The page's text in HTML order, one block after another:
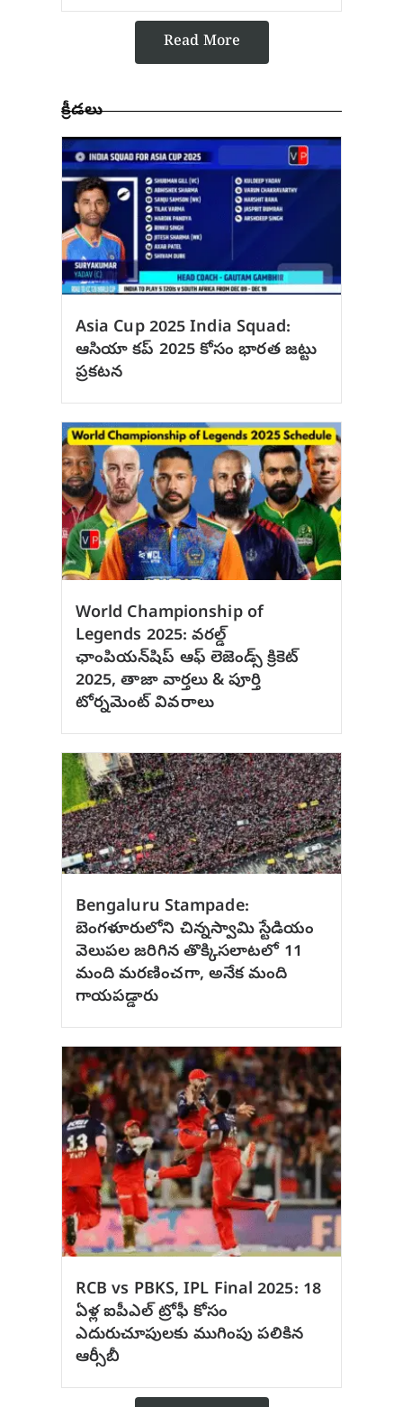
Read More
క్రీడలు
Asia Cup 2025 India Squad:
ఆసియా కప్ 2025 కోసం భారత జట్టు
ప్రకటన
World Championship of
Legends 2025: వరల్డ్
ఛాంపియన్‌షిప్ ఆఫ్ లెజెండ్స్ క్రికెట్
2025, తాజా వార్తలు & పూర్తి
టోర్నమెంట్ వివరాలు
Bengaluru Stampade:
బెంగళూరులోని చిన్నస్వామి స్టేడియం
వెలుపల జరిగిన తొక్కిసలాటలో 11
మంది మరణించగా, అనేక మంది
గాయపడ్డారు
RCB vs PBKS, IPL Final 2025: 18
ఏళ్ల ఐపీఎల్ ట్రోఫీ కోసం
ఎదురుచూపులకు ముగింపు పలికిన
ఆర్సీబీ